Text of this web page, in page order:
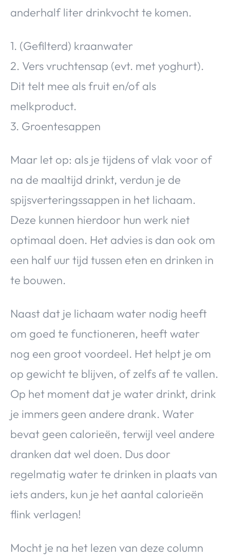
anderhalf liter drinkvocht te komen.
1. (Gefilterd) kraanwater
2. Vers vruchtensap (evt. met yoghurt).
Dit telt mee als fruit en/of als
melkproduct.
3. Groentesappen
Maar let op: als je tijdens of vlak voor of
na de maaltijd drinkt, verdun je de
spijsverteringssappen in het lichaam.
Deze kunnen hierdoor hun werk niet
optimaal doen. Het advies is dan ook om
een half uur tijd tussen eten en drinken in
te bouwen.
Naast dat je lichaam water nodig heeft
om goed te functioneren, heeft water
nog een groot voordeel. Het helpt je om
op gewicht te blijven, of zelfs af te vallen.
Op het moment dat je water drinkt, drink
je immers geen andere drank. Water
bevat geen calorieën, terwijl veel andere
dranken dat wel doen. Dus door
regelmatig water te drinken in plaats van
iets anders, kun je het aantal calorieën
flink verlagen!
Mocht je na het lezen van deze column